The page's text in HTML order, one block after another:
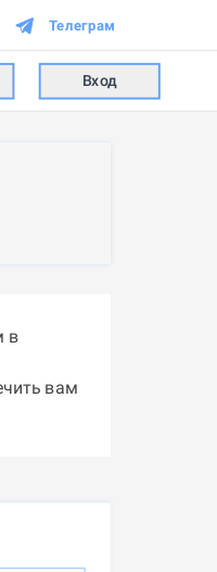
Телеграм
Вход
в
вам